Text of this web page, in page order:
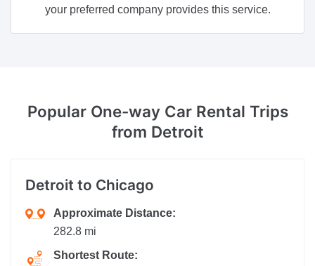
your preferred company provides this service.
Popular One-way Car Rental Trips
from Detroit
Detroit to Chicago
Approximate Distance:
282.8 mi
Shortest Route: